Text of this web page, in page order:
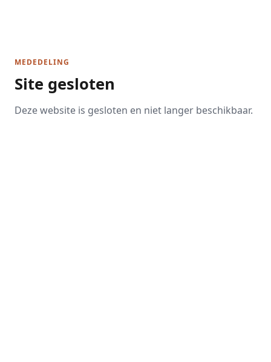
MEDEDELING
Site gesloten
Deze website is gesloten en niet langer beschikbaar.